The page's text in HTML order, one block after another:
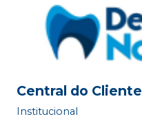
Central do Cliente
Institucional